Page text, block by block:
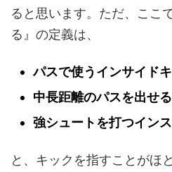
ると思います。ただ、ここ
る』の定義は、
パスで使うインサイド
中長距離のパスを出せ
強シュートを打つイン
と、キックを指すことがほ